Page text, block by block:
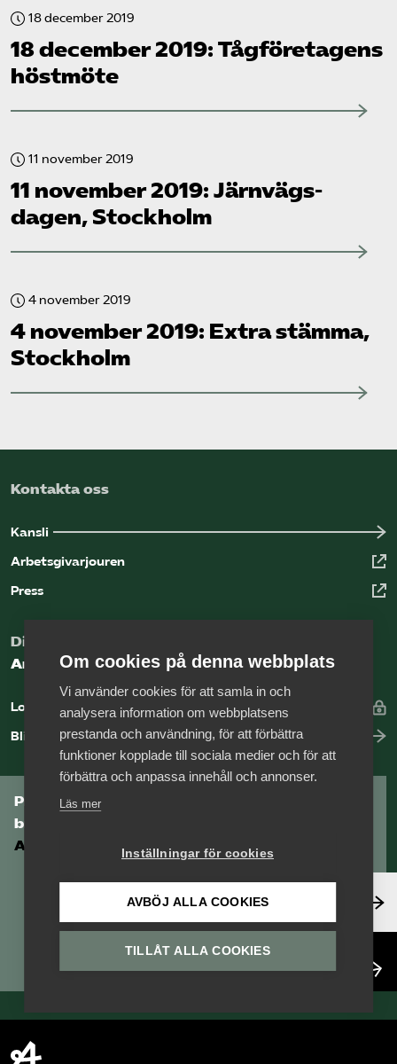
18 december 2019
18 december 2019: Tåg­företagens
höstmöte
11 november 2019
11 november 2019: Järnvägs­
dagen, Stockholm
4 november 2019
4 november 2019: Extra stämma,
Stockholm
Kontakta oss
Kansli
Arbetsgivarjouren
Press
Digital kunskapsbank för arbetsgivare
Arbetsgivarguiden
Logga in
Bli medlem
Prenumerera på Tågföretagens
branschnyhetsbrev
Aktuell info direkt i din inkorg.
Anmäl dig här
Om cookies på denna webbplats
Vi använder cookies för att samla in och
analysera information om webbplatsens
prestanda och användning, för att förbättra
funktioner kopplade till sociala medier och för att
förbättra och anpassa innehåll och annonser.
Läs mer
Inställningar för cookies
AVBÖJ ALLA COOKIES
TILLÅT ALLA COOKIES